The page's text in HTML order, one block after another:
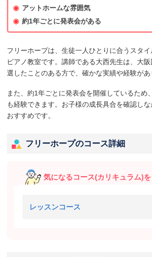
アットホームな雰囲気
約1年ごとに発表会がある
フリーホープは、生徒一人ひとりに合うスタ
ピアノ教室です。講師である大西先生は、大
選したことのある方で、確かな実績や経験があ
また、約1年ごとに発表会を開催しているため
も経験できます。お子様の成長具合を確認し
おすすめです。
フリーホープのコース詳細
気になるコース(カリキュラム)
レッスンコース